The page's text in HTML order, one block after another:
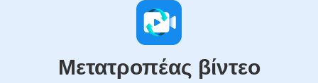
Μετατροπέας βίντεο